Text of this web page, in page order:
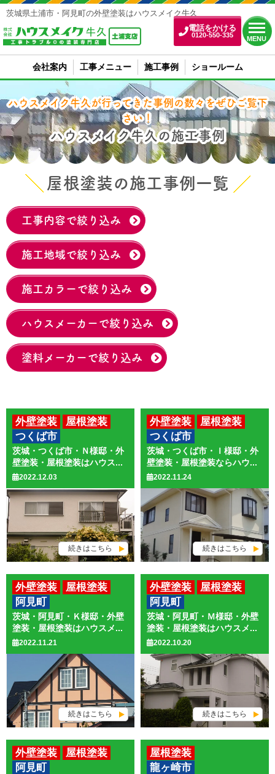
電話をかける
0120-550-335
MENU
茨城県土浦市・阿見町の外壁塗装はハウスメイク牛久
会社案内 工事メニュー 施工事例 ショールーム
ハウスメイク牛久が行ってきた事例の数々をぜひご覧下
さい！
ハウスメイク牛久の施工事例
屋根塗装の施工事例一覧
工事内容で絞り込み
施工地域で絞り込み
施工カラーで絞り込み
ハウスメーカーで絞り込み
塗料メーカーで絞り込み
茨城・つくば市・Ｎ様邸・外
壁塗装・屋根塗装はハウス...
2022.12.03
続きはこちら
外壁塗装
屋根塗装
つくば市
茨城・つくば市・Ｉ様邸・外
壁塗装・屋根塗装ならハウ...
2022.11.24
続きはこちら
外壁塗装
屋根塗装
つくば市
茨城・阿見町・Ｋ様邸・外壁
塗装・屋根塗装はハウスメ...
2022.11.21
続きはこちら
外壁塗装
屋根塗装
阿見町
茨城・阿見町・Ｍ様邸・外壁
塗装・屋根塗装はハウスメ...
2022.10.20
続きはこちら
外壁塗装
屋根塗装
阿見町
外壁塗装
屋根塗装
阿見町
屋根塗装
龍ヶ崎市